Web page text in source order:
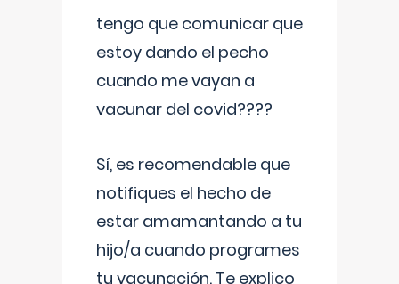
tengo que comunicar que
estoy dando el pecho
cuando me vayan a
vacunar del covid????
Sí, es recomendable que
notifiques el hecho de
estar amamantando a tu
hijo/a cuando programes
tu vacunación. Te explico